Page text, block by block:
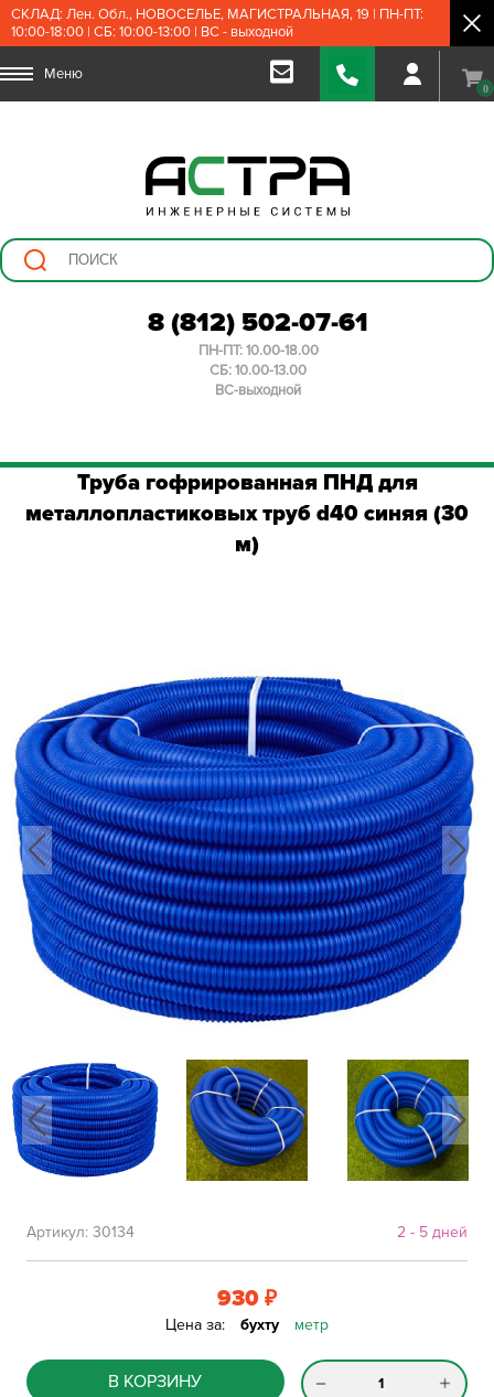
СКЛАД: Лен. Обл., НОВОСЕЛЬЕ, МАГИСТРАЛЬНАЯ, 19 | ПН-ПТ:
10:00-18:00 | СБ: 10:00-13:00 | ВС - выходной
Меню
0
8 (812) 502-07-61
ПН-ПТ: 10.00-18.00
СБ: 10.00-13.00
ВС-выходной
Труба гофрированная ПНД для
металлопластиковых труб d40 синяя (30
м)
2 - 5 дней
Артикул: 30134
930 ₽
Цена за: бухту метр
В КОРЗИНУ